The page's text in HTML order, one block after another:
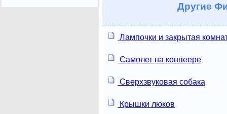
Другие
Лампочки и закрытая
Самолет на конвеере
Сверхзвуковая собака
Крышки люков